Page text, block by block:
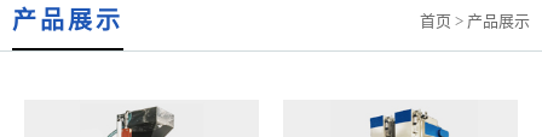
产品展示 首页 > 产品展示